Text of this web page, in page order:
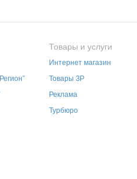
Товары и услуги
Интернет магазин
Товары ЗР
Реклама
Турбюро